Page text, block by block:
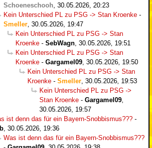
Schoeneschooh 30.05.2026, 20:23
Kein Unterschied PL zu PSG -> Stan Kroenke -
Smeller 30.05.2026, 19:47
Kein Unterschied PL zu PSG -> Stan
Kroenke - SebWagn 30.05.2026, 19:51
Kein Unterschied PL zu PSG -> Stan
Kroenke - Gargamel09 30.05.2026, 19:50
Kein Unterschied PL zu PSG -> Stan
Kroenke - Smeller 30.05.2026, 19:53
Kein Unterschied PL zu PSG ->
Stan Kroenke - Gargamel09
30.05.2026, 19:57
ist denn das für ein Bayern-Snobbismus??? -
30.05.2026, 19:36
Was ist denn das für ein Bayern-Snobbismus???